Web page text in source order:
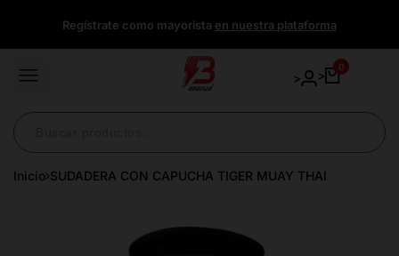
Regístrate como mayorista en nuestra plataforma
> >
0
Inicio SUDADERA CON CAPUCHA TIGER MUAY THAI
directamente
al
contenido